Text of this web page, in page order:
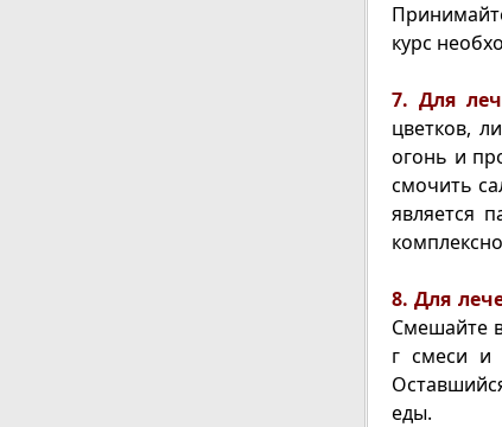
курс
7. Для
цветков,
огонь и
смочить
является
8. Для
Смешайте
г смеси и
еды.